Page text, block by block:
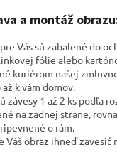
a montáž
Vás sú zabalené do
fólie alebo
kuriérom našej
k vám domov.
závesy 1 až 2 ks podľa
na zadnej strane,
o rám.
Váš obraz ihneď zavesiť